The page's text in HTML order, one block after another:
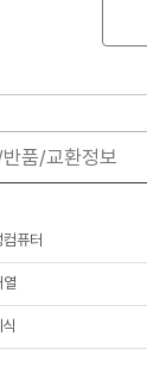
품/교환정보
컴퓨터
열